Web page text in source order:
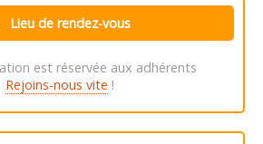
Lieu de rendez-vous
est réservée aux adhérents
Rejoins-nous vite !